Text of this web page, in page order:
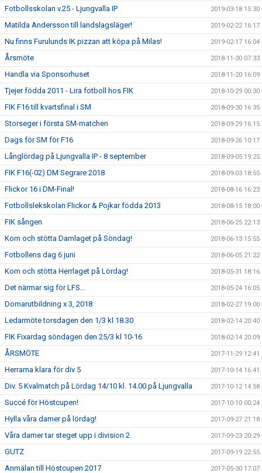
Fotbollsskolan v.25 - Ljungvalla IP 2019-03-18 15:30
Matilda Andersson till landslagsläger! 2019-02-22 16:17
Nu finns Furulunds IK pizzan att köpa på Milas! 2019-02-17 16:04
Årsmöte 2018-11-30 07:33
Handla via Sponsorhuset 2018-11-20 16:09
Tjejer födda 2011 - Lira fotboll hos FIK 2018-10-29 00:30
FIK F16 till kvartsfinal i SM 2018-09-30 16:35
Storseger i första SM-matchen 2018-09-29 16:15
Dags för SM för F16 2018-09-26 10:17
Långlördag på Ljungvalla IP - 8 september 2018-09-05 19:25
FIK F16(-02) DM Segrare 2018 2018-09-03 18:55
Flickor 16 i DM-Final! 2018-08-16 16:23
Fotbollslekskolan Flickor & Pojkar födda 2013 2018-08-15 18:00
FIK sången 2018-06-25 22:13
Kom och stötta Damlaget på Söndag! 2018-06-13 15:55
Fotbollens dag 6 juni 2018-06-05 21:22
Kom och stötta Herrlaget på Lördag! 2018-05-31 18:16
Det närmar sig för LFS... 2018-05-24 16:05
Domarutbildning x 3, 2018 2018-02-27 19:00
Ledarmöte torsdagen den 1/3 kl 18.30 2018-02-14 20:40
FIK Fixardag söndagen den 25/3 kl 10-16 2018-02-14 20:09
ÅRSMÖTE 2017-11-29 12:41
Herrarna klara för div 5 2017-10-14 16:41
Div. 5 Kvalmatch på Lördag 14/10 kl. 14.00 på Ljungvalla 2017-10-12 14:58
Succé för Höstcupen! 2017-10-10 00:24
Hylla våra damer på lördag! 2017-09-27 21:18
Våra damer tar steget upp i division 2 2017-09-23 20:29
GUTZ 2017-09-19 22:55
Anmälan till Höstcupen 2017 2017-05-30 17:07